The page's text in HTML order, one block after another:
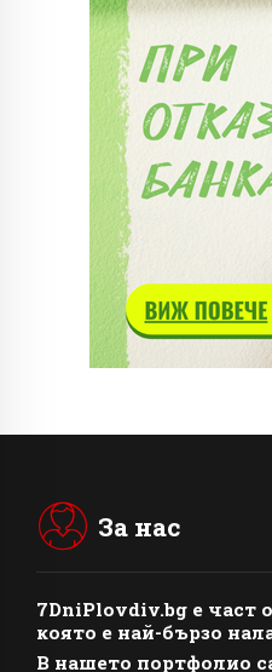
За нас
7DniPlovdiv.bg e част
която е най-бързо
В нашето портфолио